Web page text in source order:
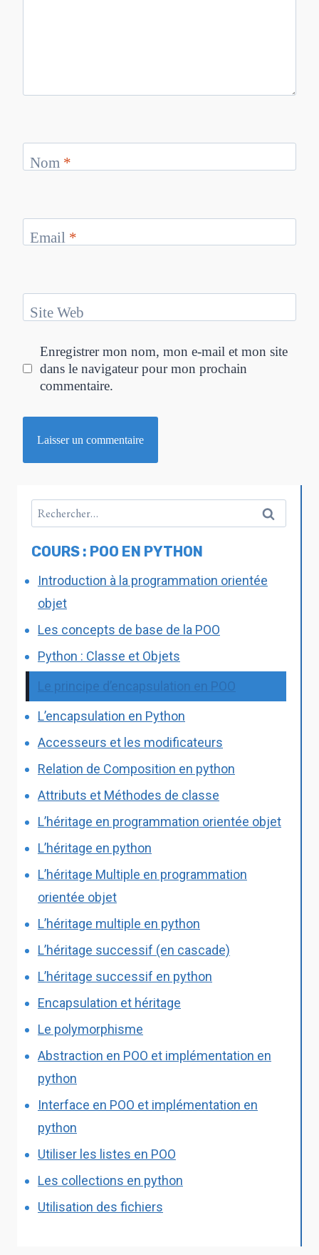
Nom *
Email *
Site Web
Enregistrer mon nom, mon e-mail et mon site
dans le navigateur pour mon prochain
commentaire.
COURS : POO EN PYTHON
Introduction à la programmation orientée
objet
Les concepts de base de la POO
Python : Classe et Objets
Le principe d’encapsulation en POO
L’encapsulation en Python
Accesseurs et les modificateurs
Relation de Composition en python
Attributs et Méthodes de classe
L’héritage en programmation orientée objet
L’héritage en python
L’héritage Multiple en programmation
orientée objet
L’héritage multiple en python
L’héritage successif (en cascade)
L’héritage successif en python
Encapsulation et héritage
Le polymorphisme
Abstraction en POO et implémentation en
python
Interface en POO et implémentation en
python
Utiliser les listes en POO
Les collections en python
Utilisation des fichiers